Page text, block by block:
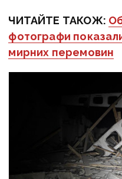
ЧИТАЙТЕ ТАКОЖ:
фотографи
мирних перемовин